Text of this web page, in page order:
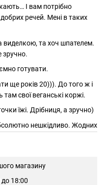
І вам потрібно
речей. Мені в таких
та хоч шпателем.
зручно.
готувати.
ще років 20))). До того ж і
там свої веганські коржі.
їжі. Дрібниця, а зручно)
нешкідливо. Жодних
магазину
18:00